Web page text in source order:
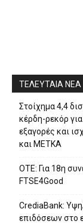
ΤΕΛΕΥΤΑΙΑ ΝΕΑ
Στοίχημα 4,4
κέρδη-ρεκόρ
εξαγορές και
και ΜΕΤΚΑ
ΟΤΕ: Για 18η
FTSE4Good
CrediaBank:
επιδόσεων στο